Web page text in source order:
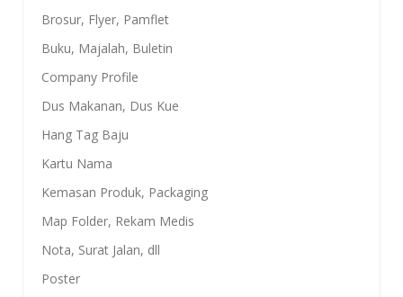
Brosur, Flyer, Pamflet
Buku, Majalah, Buletin
Company Profile
Dus Makanan, Dus Kue
Hang Tag Baju
Kartu Nama
Kemasan Produk, Packaging
Map Folder, Rekam Medis
Nota, Surat Jalan, dll
Poster